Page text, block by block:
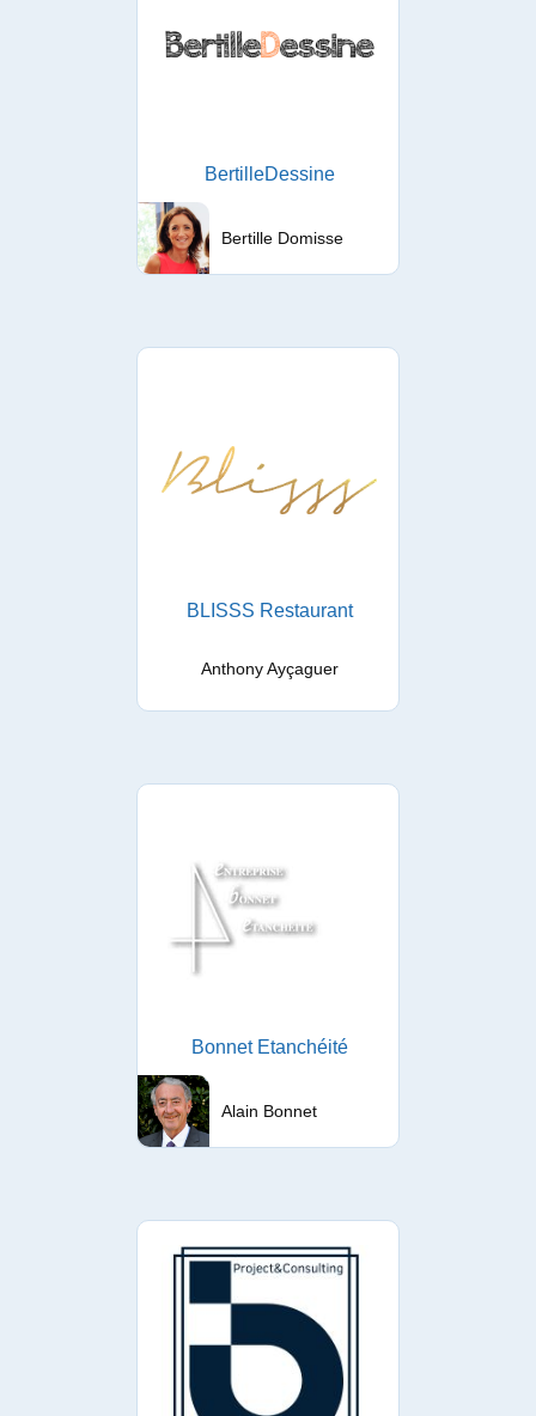
BertilleDessine
Bertille Domisse
BLISSS Restaurant
Anthony Ayçaguer
Bonnet Etanchéité
Alain Bonnet